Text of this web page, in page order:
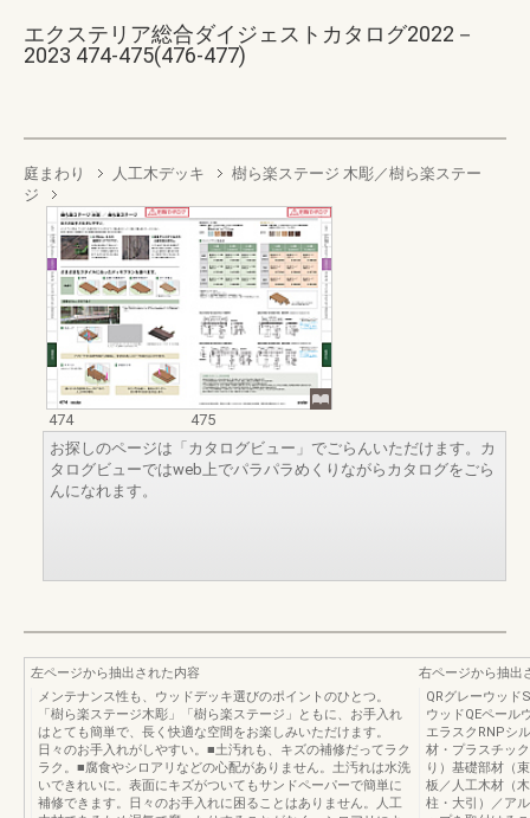
エクステリア総合ダイジェストカタログ2022－
2023 474-475(476-477)
庭まわり 人工木デッキ
樹ら楽ステージ 木彫／樹ら楽ステー
ジ
474
475
お探しのページは「カタログビュー」でごらんいただけます。カ
タログビューではweb上でパラパラめくりながらカタログをごら
んになれます。
左ページから抽出された内容
メンテナンス性も、ウッドデッキ選びのポイントのひとつ。
「樹ら楽ステージ木彫」「樹ら楽ステージ」ともに、お手入れ
はとても簡単で、長く快適な空間をお楽しみいただけます。
日々のお手入れがしやすい。■土汚れも、キズの補修だってラク
ラク。■腐食やシロアリなどの心配がありません。土汚れは水洗
いできれいに。表面にキズがついてもサンドペーパーで簡単に
補修できます。日々のお手入れに困ることはありません。人工
右ページから抽出
QRグレーウッド
ウッドQEペール
エラスクRNPシ
材・プラスチッ
り）基礎部材（
板／人工木材（
柱・大引）／ア